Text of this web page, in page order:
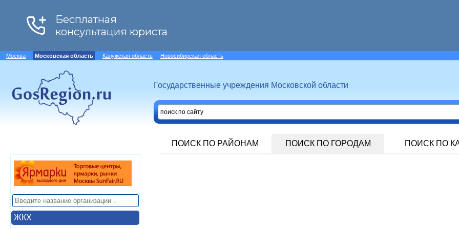
Москва Московская область Калужская область Новосибирская область
Государственные учреждения Московской области
ПОИСК ПО РАЙОНАМ ПОИСК ПО ГОРОДАМ ПОИСК ПО
ЖКХ